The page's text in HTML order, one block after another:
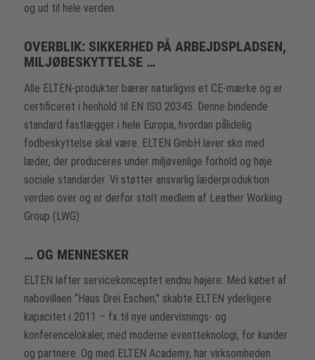
og ud til hele verden.
OVERBLIK: SIKKERHED PÅ ARBEJDSPLADSEN,
MILJØBESKYTTELSE …
Alle ELTEN-produkter bærer naturligvis et CE-mærke og er
certificeret i henhold til EN ISO 20345. Denne bindende
standard fastlægger i hele Europa, hvordan pålidelig
fodbeskyttelse skal være. ELTEN GmbH laver sko med
læder, der produceres under miljøvenlige forhold og høje
sociale standarder. Vi støtter ansvarlig læderproduktion
verden over og er derfor stolt medlem af Leather Working
Group (LWG).
… OG MENNESKER
ELTEN løfter servicekonceptet endnu højere: Med købet af
nabovillaen “Haus Drei Eschen,” skabte ELTEN yderligere
kapacitet i 2011 – fx til nye undervisnings- og
konferencelokaler, med moderne eventteknologi, for kunder
og partnere. Og med ELTEN Academy, har virksomheden